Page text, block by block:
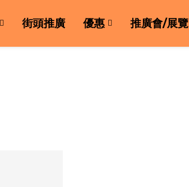
街頭推廣 優惠 推廣會/展覽